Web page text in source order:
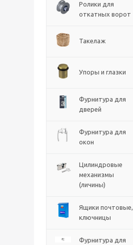
Ролики для
откатных ворот
Такелаж
Упоры и глазки
Фурнитура для
дверей
Фурнитура для
окон
Цилиндровые
механизмы
(личины)
Ящики почтовые,
ключницы
Фурнитура для